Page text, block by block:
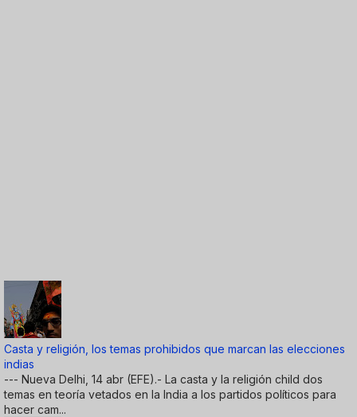
Casta y religión, los temas prohibidos que marcan las elecciones
indias
--- Nueva Delhi, 14 abr (EFE).- La casta y la religión child dos
temas en teoría vetados en la India a los partidos políticos para
hacer cam...